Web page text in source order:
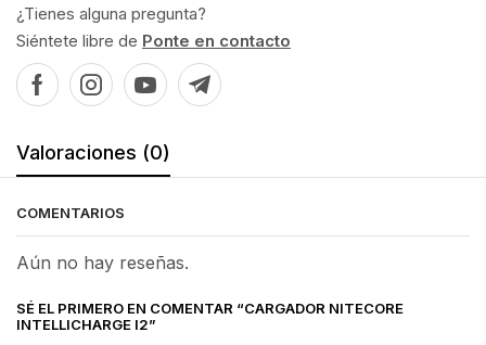
¿Tienes alguna pregunta?
Siéntete libre de Ponte en contacto
Valoraciones (0)
COMENTARIOS
Aún no hay reseñas.
SÉ EL PRIMERO EN COMENTAR “CARGADOR NITECORE
INTELLICHARGE I2”